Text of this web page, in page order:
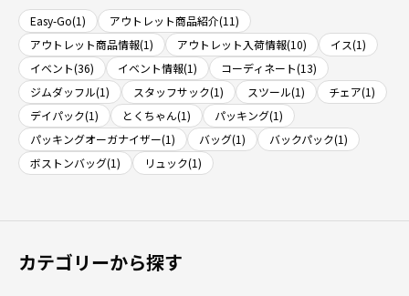
Easy-Go(1)
アウトレット商品紹介(11)
アウトレット商品情報(1)
アウトレット入荷情報(10)
イス(1)
イベント(36)
イベント情報(1)
コーディネート(13)
ジムダッフル(1)
スタッフサック(1) スツール(1)
チェア(1)
デイパック(1)
とくちゃん(1)
パッキング(1)
パッキングオーガナイザー(1)
バッグ(1)
バックパック(1)
ボストンバッグ(1)
リュック(1)
カテゴリーから探す